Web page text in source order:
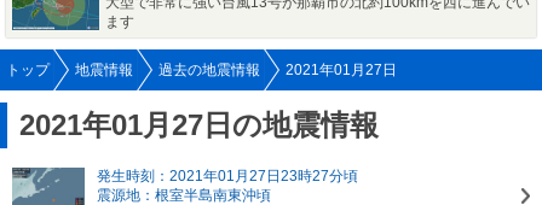
ます
トップ 地震情報 過去の地震情報 2021年01月27日
2021年01月27日の地震情報
発生時刻：2021年01月27日23時27分頃
震源地：根室半島南東沖頃